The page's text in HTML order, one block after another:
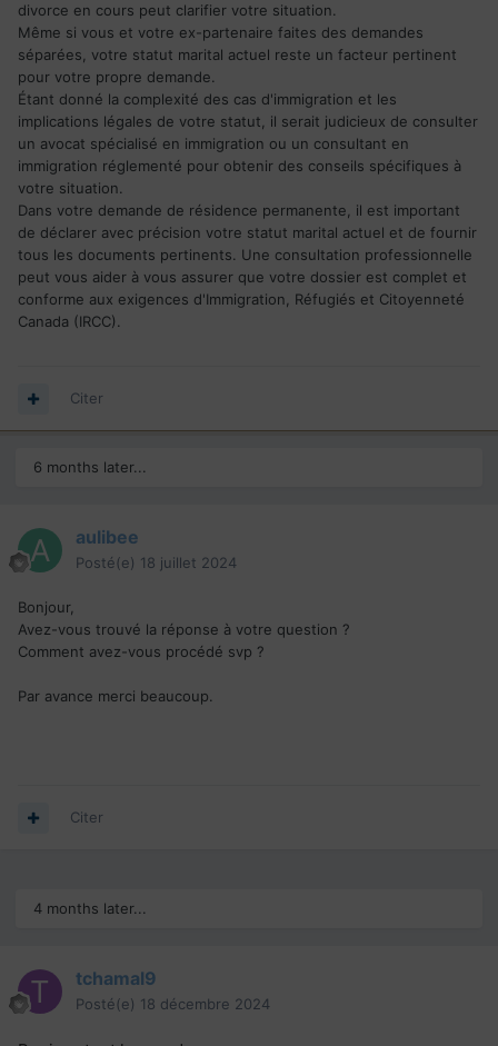
divorce en cours peut clarifier votre situation.
Même si vous et votre ex-partenaire faites des demandes
séparées, votre statut marital actuel reste un facteur pertinent
pour votre propre demande.
Étant donné la complexité des cas d'immigration et les
implications légales de votre statut, il serait judicieux de consulter
un avocat spécialisé en immigration ou un consultant en
immigration réglementé pour obtenir des conseils spécifiques à
votre situation.
Dans votre demande de résidence permanente, il est important
de déclarer avec précision votre statut marital actuel et de fournir
tous les documents pertinents. Une consultation professionnelle
peut vous aider à vous assurer que votre dossier est complet et
conforme aux exigences d'Immigration, Réfugiés et Citoyenneté
Canada (IRCC).
Citer
6 months later...
aulibee
Posté(e) 18 juillet 2024
Bonjour,
Avez-vous trouvé la réponse à votre question ?
Comment avez-vous procédé svp ?
Par avance merci beaucoup.
Citer
4 months later...
tchamal9
Posté(e) 18 décembre 2024